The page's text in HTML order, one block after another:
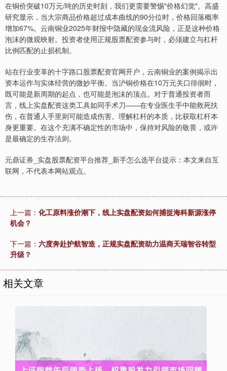
在铜价突破10万元/吨的历史时刻，我们更需要警惕"价格幻觉"。高盛
研究显示，当大宗商品价格超过成本曲线的90分位时，价格回落概率
增加67%。云南铜业2025年财报中隐藏的现金流风险，正是这种价格
泡沫的微观映射。投资者使用正规股票配资参与时，必须建立与杠杆
比例匹配的止损机制。
站在行业变革的十字路口股票配资官网开户，云南铜业的案例揭示出
资本运作与实体经营的微妙平衡。当沪铜价格在10万元关口徘徊时，
既可能是新周期的起点，也可能是泡沫的顶点。对于普通投资者而
言，线上实盘配资这类工具如同手术刀——在专业医生手中能救死扶
伤，在普通人手里则可能造成伤害。理解杠杆的本质，比获取杠杆本
身更重要。在这个充满不确定性的市场中，保持对风险的敬畏，或许
是最确定的生存法则。
元鼎证券_实盘股票配资平台推荐_新手怎么选平台提示：本文来自互
联网，不代表本网站观点。
上一篇： 化工原料涨价潮下，线上实盘配资如何捕捉海科新源涨停
机会？
下一篇： 六度奔赴护航智造，正规实盘配资助力温商天瑞智谷转型
升级？
相关文章